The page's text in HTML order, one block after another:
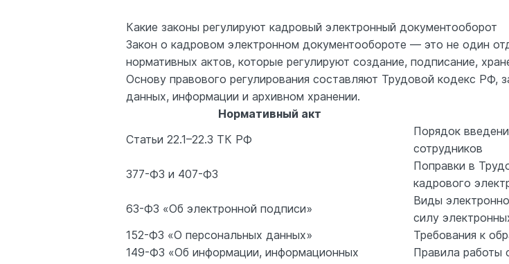
Какие законы регулируют кадровый электронный документооборот
Закон о кадровом электронном документообороте — это не один
нормативных актов, которые регулируют создание, подписание,
Основу правового регулирования составляют Трудовой кодекс РФ,
данных, информации и архивном хранении.
Нормативный акт
Статьи 22.1–22.3 ТК РФ
Порядок
сотрудников
377-ФЗ и 407-ФЗ
Поправки в
кадрового
63-ФЗ «Об электронной подписи»
Виды
силу
152-ФЗ «О персональных данных»
Требования к
149-ФЗ «Об информации, информационных
Правила работы